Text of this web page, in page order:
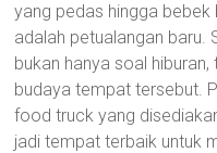
yang pedas hingga bebek
adalah petualangan baru.
bukan hanya soal
budaya tempat tersebut.
food truck yang
jadi tempat terbaik untuk